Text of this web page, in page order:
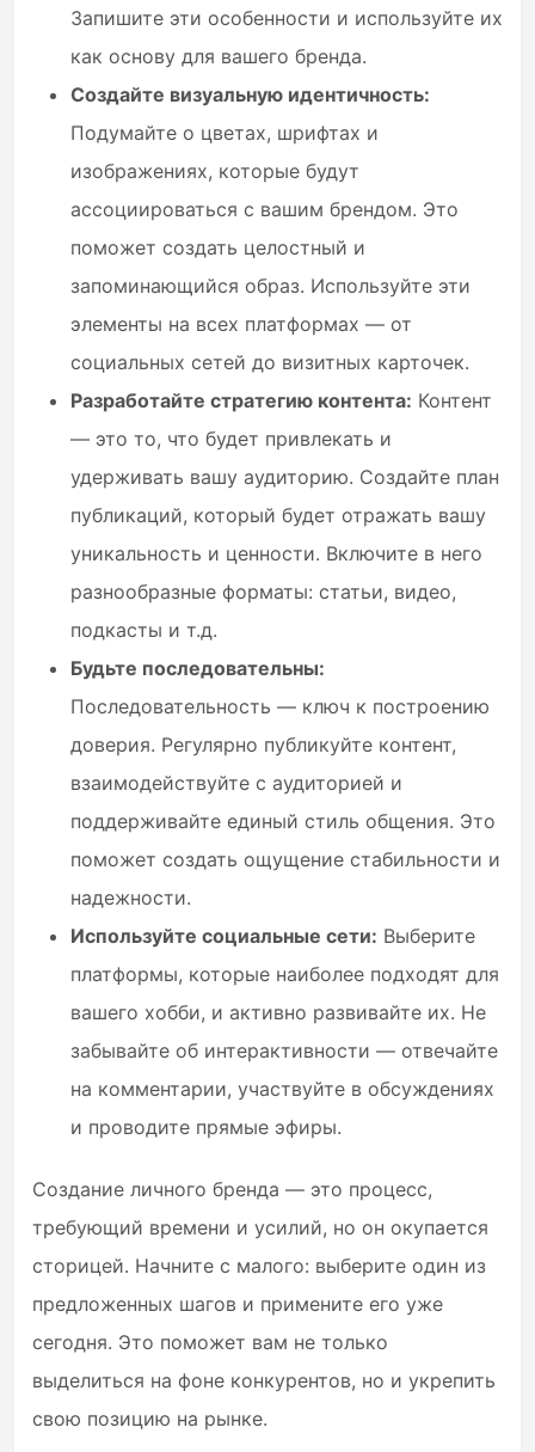
Запишите эти особенности и используйте их
как основу для вашего бренда.
Создайте визуальную идентичность:
Подумайте о цветах, шрифтах и
изображениях, которые будут
ассоциироваться с вашим брендом. Это
поможет создать целостный и
запоминающийся образ. Используйте эти
элементы на всех платформах — от
социальных сетей до визитных карточек.
Разработайте стратегию контента: Контент
— это то, что будет привлекать и
удерживать вашу аудиторию. Создайте план
публикаций, который будет отражать вашу
уникальность и ценности. Включите в него
разнообразные форматы: статьи, видео,
подкасты и т.д.
Будьте последовательны:
Последовательность — ключ к построению
доверия. Регулярно публикуйте контент,
взаимодействуйте с аудиторией и
поддерживайте единый стиль общения. Это
поможет создать ощущение стабильности и
надежности.
Используйте социальные сети: Выберите
платформы, которые наиболее подходят для
вашего хобби, и активно развивайте их. Не
забывайте об интерактивности — отвечайте
на комментарии, участвуйте в обсуждениях
и проводите прямые эфиры.
Создание личного бренда — это процесс,
требующий времени и усилий, но он окупается
сторицей. Начните с малого: выберите один из
предложенных шагов и примените его уже
сегодня. Это поможет вам не только
выделиться на фоне конкурентов, но и укрепить
свою позицию на рынке.